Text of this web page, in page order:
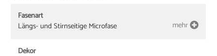
Fasenart
Längs- und Stirnseitige Microfase
mehr
Dekor